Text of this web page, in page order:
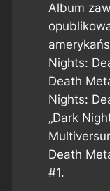
Album
Nights:
Death
Nights:
„Dark
Death
#1.